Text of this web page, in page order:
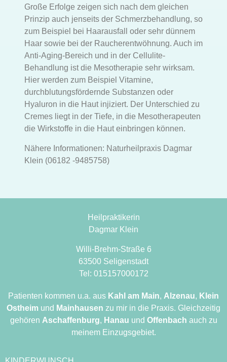
Große Erfolge zeigen sich nach dem gleichen
Prinzip auch jenseits der Schmerzbehandlung, so
zum Beispiel bei Haarausfall oder sehr dünnem
Haar sowie bei der Raucherentwöhnung. Auch im
Anti-Aging-Bereich und in der Cellulite-
Behandlung ist die Mesotherapie sehr wirksam.
Hier werden zum Beispiel Vitamine,
durchblutungsfördernde Substanzen oder
Hyaluron in die Haut injiziert. Der Unterschied zu
Cremes liegt in der Tiefe, in die Mesotherapeuten
die Wirkstoffe in die Haut einbringen können.
Nähere Informationen: Naturheilpraxis Dagmar
Klein (06182 -9485758)
Heilpraktikerin
Dagmar Klein
Willi-Brehm-Straße 6
63500 Seligenstadt
Tel: 015157000172
Patienten kommen u.a. aus Kahl am Main, Alzenau, Klein
Ostheim und Mainhausen zu mir in die Praxis. Gleichzeitig
gehören Aschaffenburg, Hanau und Offenbach auch zu
meinem Einzugsgebiet.